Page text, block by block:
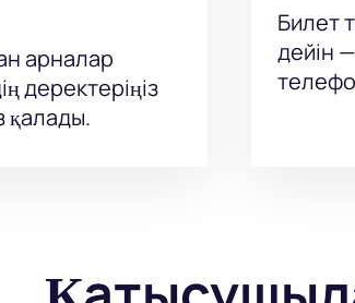
арналар
деректеріңіз
қалады.
Билет
дейін